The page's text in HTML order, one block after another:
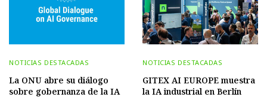
NOTICIAS DESTACADAS
La ONU abre su diálogo
sobre gobernanza de la IA
NOTICIAS DESTACADAS
GITEX AI EUROPE muestra
la IA industrial en Berlín